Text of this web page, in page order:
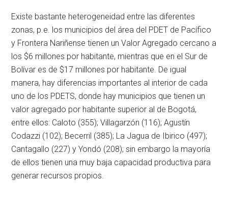
Existe bastante heterogeneidad entre las diferentes
zonas, p.e. los municipios del área del PDET de Pacífico
y Frontera Nariñense tienen un Valor Agregado cercano a
los $6 millones por habitante, mientras que en el Sur de
Bolívar es de $17 millones por habitante. De igual
manera, hay diferencias importantes al interior de cada
uno de los PDETS, donde hay municipios que tienen un
valor agregado por habitante superior al de Bogotá,
entre ellos: Caloto (355); Villagarzón (116); Agustín
Codazzi (102); Becerril (385); La Jagua de Ibirico (497);
Cantagallo (227) y Yondó (208); sin embargo la mayoría
de ellos tienen una muy baja capacidad productiva para
generar recursos propios.